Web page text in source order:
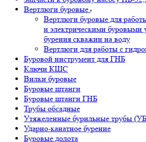
Вертлюги буровые
Вертлюги буровые для
и электрическими буровыми
бурения скважин на воду
Вертлюги для работы с
Буровой инструмент для ГНБ
Ключи КШС
Вилки буровые
Буровые штанги
Буровые штанги ГНБ
Трубы обсадные
Утяжеленные бурильные трубы
Ударно-канатное бурение
Буровые долота